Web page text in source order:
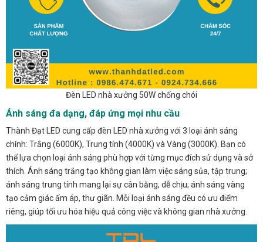
Đèn LED nhà xưởng 50W chống chói
Ánh sáng đa dạng, đáp ứng mọi nhu cầu
Thành Đạt LED cung cấp đèn LED nhà xưởng với 3 loại ánh sáng
chính: Trắng (6000K), Trung tính (4000K) và Vàng (3000K). Bạn có
thể lựa chọn loại ánh sáng phù hợp với từng mục đích sử dụng và sở
thích. Ánh sáng trắng tạo không gian làm việc sáng sủa, tập trung;
ánh sáng trung tính mang lại sự cân bằng, dễ chịu; ánh sáng vàng
tạo cảm giác ấm áp, thư giãn. Mỗi loại ánh sáng đều có ưu điểm
riêng, giúp tối ưu hóa hiệu quả công việc và không gian nhà xưởng.